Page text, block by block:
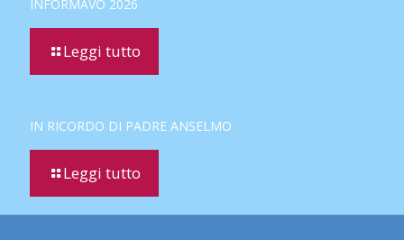
INFORMAVO 2026
Leggi tutto
IN RICORDO DI PADRE ANSELMO
Leggi tutto